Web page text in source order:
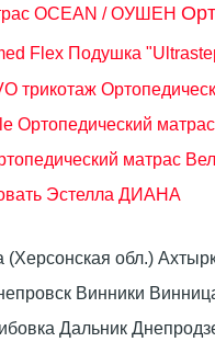
OCEAN / ОУШЕН
Flex Подушка
трикотаж
Ортопедический
матрас
Эстелла ДИАНА
обл.)
Винники
Дальник